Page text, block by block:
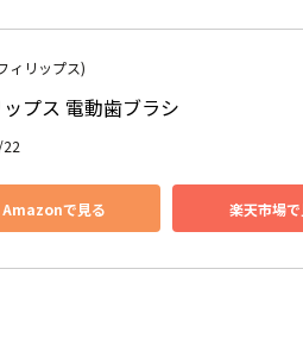
ィリップス)
プス 電動歯ブラシ
Amazonで見る 楽天市場